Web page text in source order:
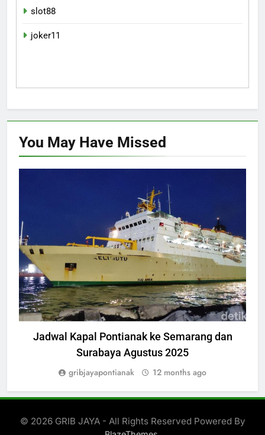
slot88
joker11
You May Have Missed
Jadwal Kapal Pontianak ke Semarang dan
Surabaya Agustus 2025
gribjayapontianak 12 months ago
© 2026 GRIB JAYA - All Rights Reserved Powered By